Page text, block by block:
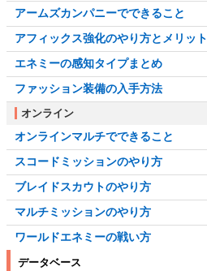
アームズカンパニーでできること
アフィックス強化のやり方とメリット
エネミーの感知タイプまとめ
ファッション装備の入手方法
オンライン
オンラインマルチでできること
スコードミッションのやり方
ブレイドスカウトのやり方
マルチミッションのやり方
ワールドエネミーの戦い方
データベース